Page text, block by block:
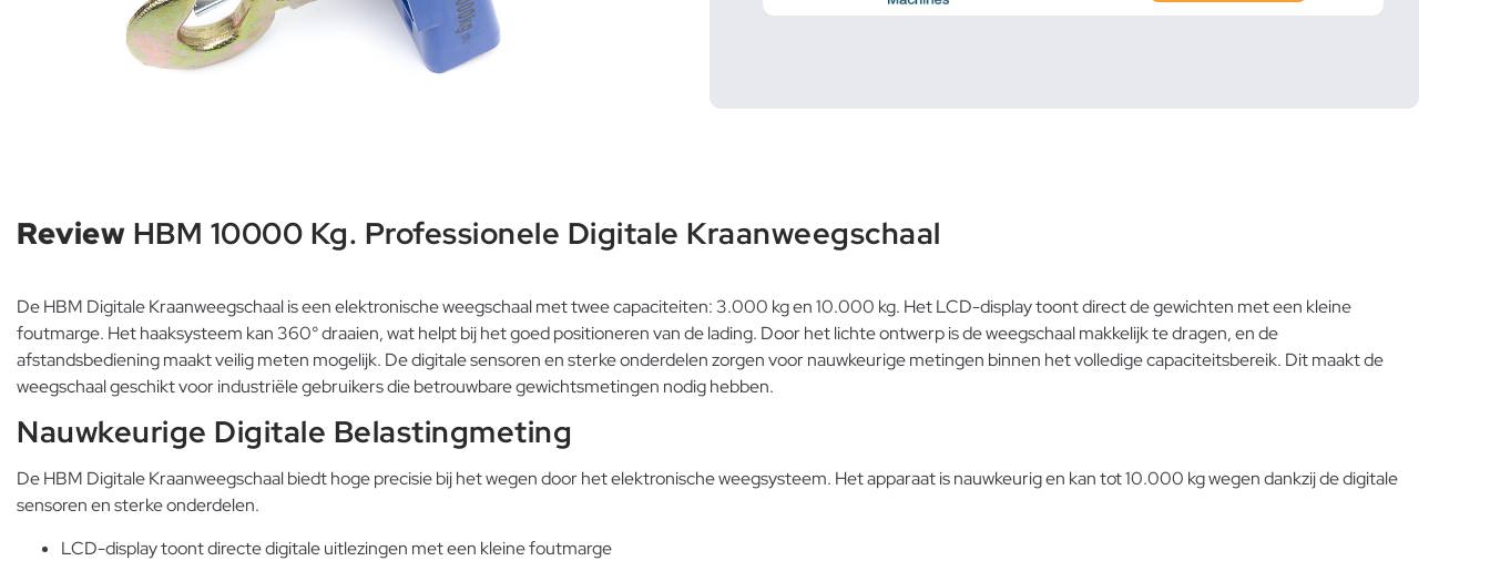
Review HBM 10000 Kg. Professionele Digitale Kraanweegschaal
De HBM Digitale Kraanweegschaal is een elektronische weegschaal met twee capaciteiten: 3.000 kg en 10.000 kg. Het LCD-display toont direct de gewichten met een kleine
foutmarge. Het haaksysteem kan 360° draaien, wat helpt bij het goed positioneren van de lading. Door het lichte ontwerp is de weegschaal makkelijk te dragen, en de
afstandsbediening maakt veilig meten mogelijk. De digitale sensoren en sterke onderdelen zorgen voor nauwkeurige metingen binnen het volledige capaciteitsbereik. Dit maakt de
weegschaal geschikt voor industriële gebruikers die betrouwbare gewichtsmetingen nodig hebben.
Nauwkeurige Digitale Belastingmeting
De HBM Digitale Kraanweegschaal biedt hoge precisie bij het wegen door het elektronische weegsysteem. Het apparaat is nauwkeurig en kan tot 10.000 kg wegen dankzij de digitale
sensoren en sterke onderdelen.
LCD-display toont directe digitale uitlezingen met een kleine foutmarge